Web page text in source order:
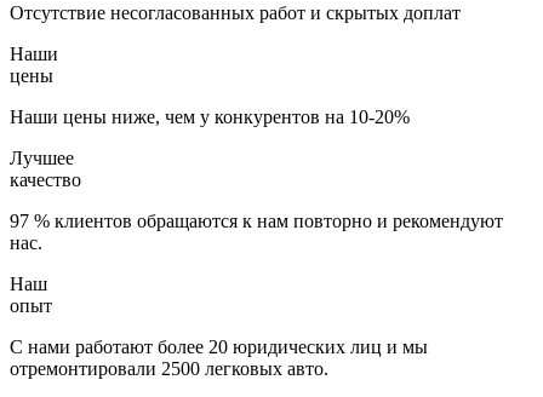
Отсутствие несогласованных работ и скрытых доплат
Наши
цены
Наши цены ниже, чем у конкурентов на 10-20%
Лучшее
качество
97 % клиентов обращаются к нам повторно и рекомендуют
нас.
Наш
опыт
С нами работают более 20 юридических лиц и мы
отремонтировали 2500 легковых авто.